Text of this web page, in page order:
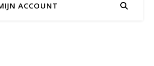
ACCOUNT